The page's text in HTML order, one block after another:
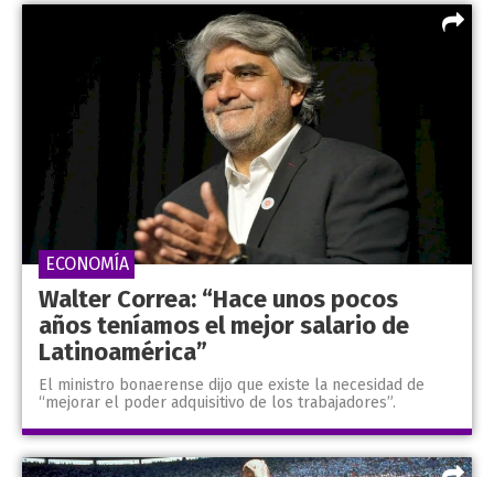
Walter Correa: “Hace unos pocos
años teníamos el mejor salario de
Latinoamérica”
El ministro bonaerense dijo que existe la necesidad de
“mejorar el poder adquisitivo de los trabajadores”.
ECONOMÍA